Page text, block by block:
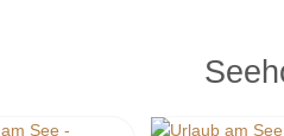
uns von Herzen auf Sie!